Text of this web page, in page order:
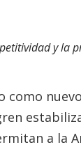
y la
como
a la